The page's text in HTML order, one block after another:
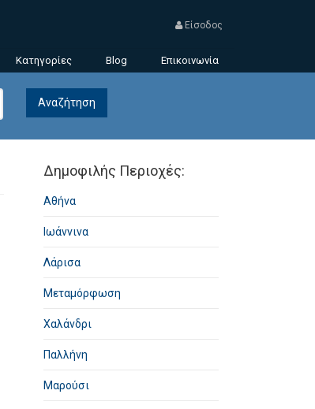
Είσοδος
Κατηγορίες Blog Επικοινωνία
Δημοφιλής Περιοχές:
Αθήνα
Ιωάννινα
Λάρισα
Μεταμόρφωση
Χαλάνδρι
Παλλήνη
Μαρούσι